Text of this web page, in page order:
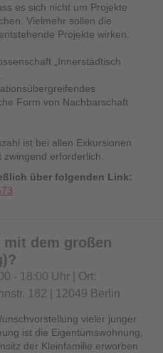
es sich nicht um Projekte
Vielmehr sollen die
Projekte wirken.
„Innerstädtisch
Form von Nachbarschaft
ist bei allen Exkursionen
erforderlich.
über folgenden Link:
dem großen
- 18:00 Uhr | Ort:
182 | 12049 Berlin
vieler junger
ist die Eigentumswohnung,
der Kleinfamilie erworben